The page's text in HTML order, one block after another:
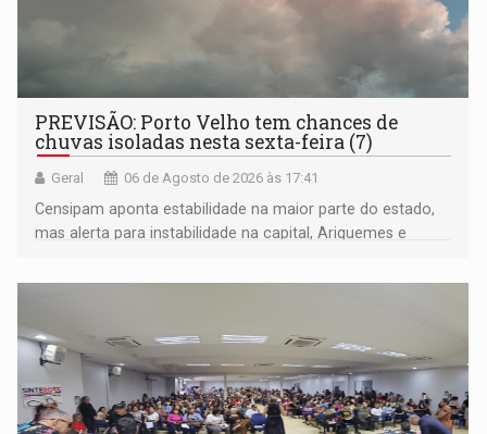
PREVISÃO: Porto Velho tem chances de
chuvas isoladas nesta sexta-feira (7)
Geral 06 de Agosto de 2026 às 17:41
Censipam aponta estabilidade na maior parte do estado,
mas alerta para instabilidade na capital, Ariquemes e